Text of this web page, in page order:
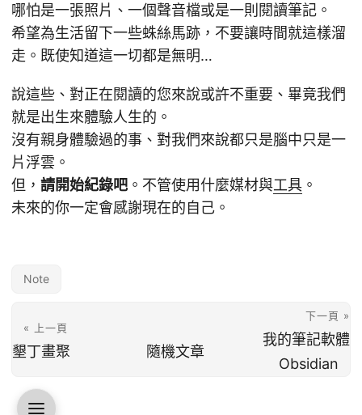
哪怕是一張照片、一個聲音檔或是一則閱讀筆記。
希望為生活留下一些蛛絲馬跡，不要讓時間就這樣溜
走。既使知道這一切都是無明…
說這些、對正在閱讀的您來說或許不重要、畢竟我們
就是出生來體驗人生的。
沒有親身體驗過的事、對我們來說都只是腦中只是一
片浮雲。
但， 請開始紀錄吧 。不管使用什麼媒材與工具 。
未來的你一定會感謝現在的自己。
Note
« 上一頁
墾丁畫聚 隨機文章
下一頁 »
我的筆記軟體
Obsidian